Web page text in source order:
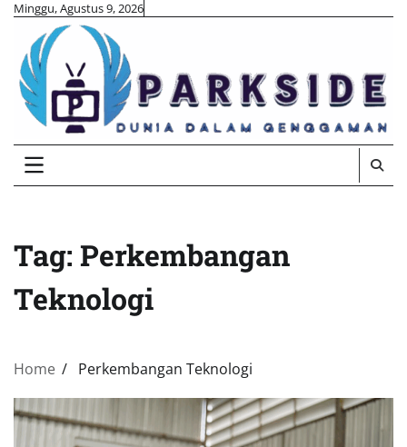
Skip
content
Minggu, Agustus 9, 2026
Tag: Perkembangan
Teknologi
Home Perkembangan Teknologi